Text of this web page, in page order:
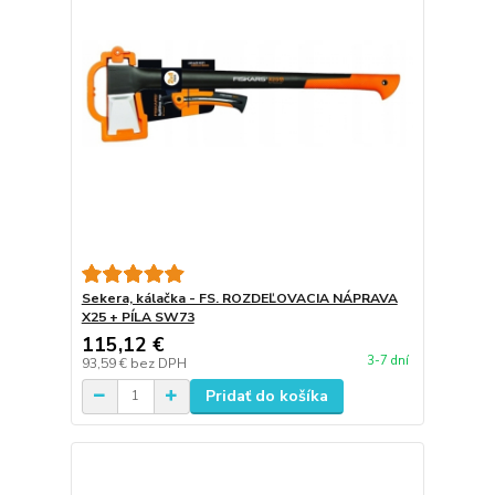
Sekera, kálačka - FS. ROZDEĽOVACIA NÁPRAVA
X25 + PÍLA SW73
115,12 €
93,59 € bez DPH 3-7 dní
Pridať do košíka